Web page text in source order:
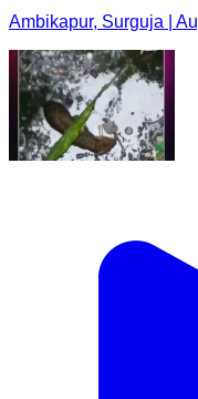
Ambikapur, Surguja |